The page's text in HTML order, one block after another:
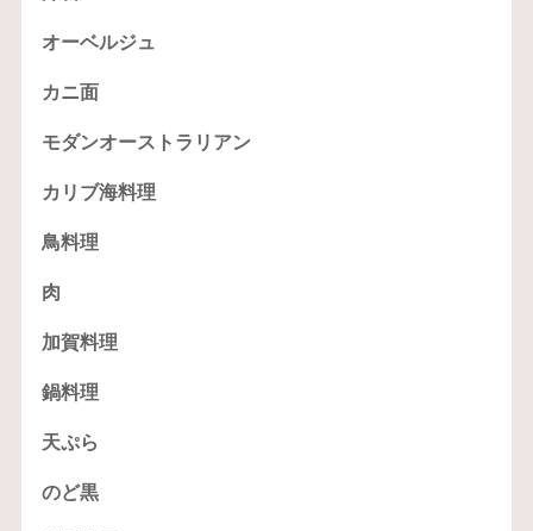
オーベルジュ
カニ面
モダンオーストラリアン
カリブ海料理
鳥料理
肉
加賀料理
鍋料理
天ぷら
のど黒